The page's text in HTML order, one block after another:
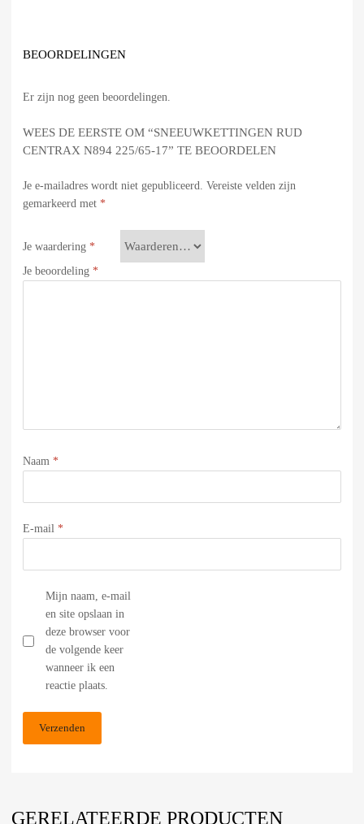
BEOORDELINGEN
Er zijn nog geen beoordelingen.
WEES DE EERSTE OM “SNEEUWKETTINGEN RUD
CENTRAX N894 225/65-17” TE BEOORDELEN
Je e-mailadres wordt niet gepubliceerd. Vereiste velden zijn
gemarkeerd met *
Je waardering *
Je beoordeling *
Naam *
E-mail *
Mijn naam, e-mail
en site opslaan in
deze browser voor
de volgende keer
wanneer ik een
reactie plaats.
GERELATEERDE PRODUCTEN